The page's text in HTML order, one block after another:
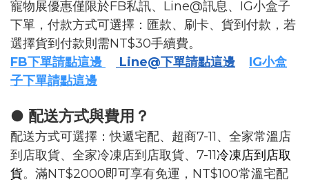
寵物展優惠僅限於FB私訊、Line@訊息、IG小盒子
下單，付款方式可選擇：匯款、刷卡、貨到付款，若
選擇貨到付款則需NT$30手續費。
FB下單請點這邊
Line@下單請點這邊
IG小盒
子下單請點這邊
● 配送方式與費用？
配送方式可選擇：快遞宅配、超商7-11、全家常溫店
到店取貨、全家冷凍店到店取貨、7-11冷凍店到店取
貨。滿NT$2000即可享有免運，NT$100常溫宅配